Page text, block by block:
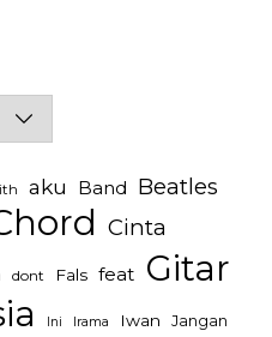
aku Band Beatles
Cinta
dont Fals feat Gitar
Ini Irama Iwan Jangan